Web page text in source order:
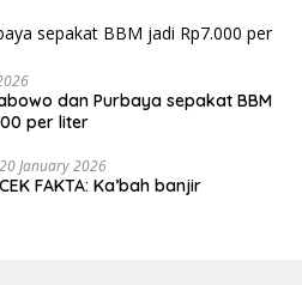
dan Purbaya sepakat BBM
per liter
20 January 2026
CEK FAKTA: Ka’bah banjir